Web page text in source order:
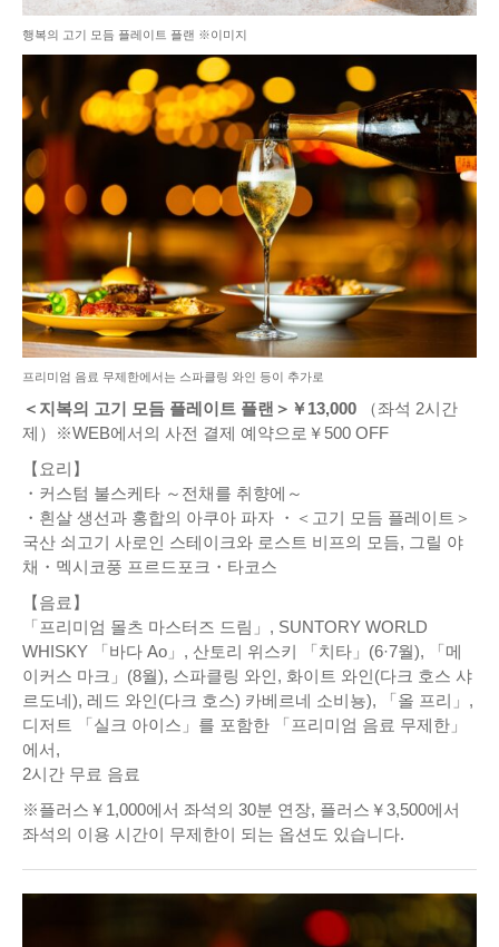
행복의 고기 모듬 플레이트 플랜 ※이미지
프리미엄 음료 무제한에서는 스파클링 와인 등이 추가로
＜지복의 고기 모듬 플레이트 플랜＞￥13,000 （좌석 2시간
제）※WEB에서의 사전 결제 예약으로￥500 OFF
【요리】
・커스텀 불스케타 ～전채를 취향에～
・흰살 생선과 홍합의 아쿠아 파자 ・＜고기 모듬 플레이트＞
국산 쇠고기 사로인 스테이크와 로스트 비프의 모듬, 그릴 야
채・멕시코풍 프르드포크・타코스
【음료】
「프리미엄 몰츠 마스터즈 드림」, SUNTORY WORLD
WHISKY 「바다 Ao」, 산토리 위스키 「치타」(6·7월), 「메
이커스 마크」(8월), 스파클링 와인, 화이트 와인(다크 호스 샤
르도네), 레드 와인(다크 호스) 카베르네 소비뇽), 「올 프리」,
디저트 「실크 아이스」를 포함한 「프리미엄 음료 무제한」
에서,
2시간 무료 음료
※플러스￥1,000에서 좌석의 30분 연장, 플러스￥3,500에서
좌석의 이용 시간이 무제한이 되는 옵션도 있습니다.